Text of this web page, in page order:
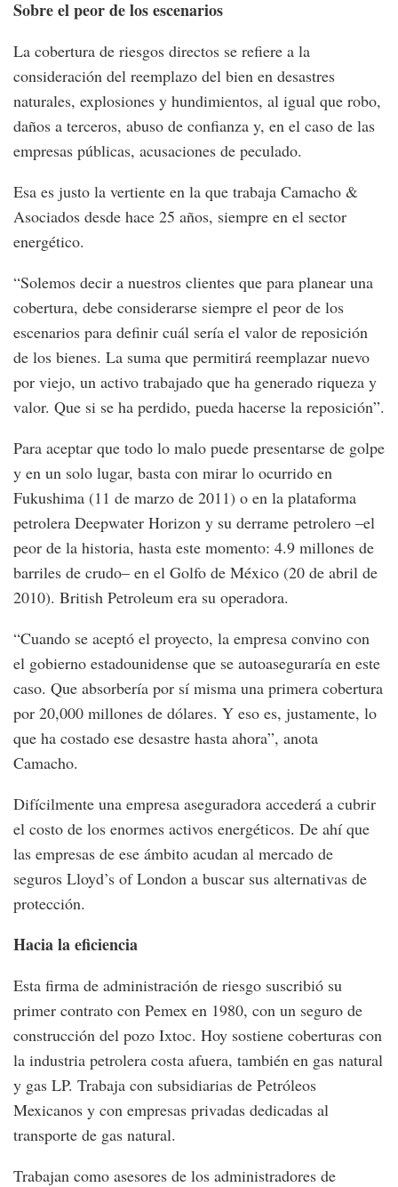
Sobre el peor de los escenarios
La cobertura de riesgos directos se refiere a la
consideración del reemplazo del bien en desastres
naturales, explosiones y hundimientos, al igual que robo,
daños a terceros, abuso de confianza y, en el caso de las
empresas públicas, acusaciones de peculado.
Esa es justo la vertiente en la que trabaja Camacho &
Asociados desde hace 25 años, siempre en el sector
energético.
“Solemos decir a nuestros clientes que para planear una
cobertura, debe considerarse siempre el peor de los
escenarios para definir cuál sería el valor de reposición
de los bienes. La suma que permitirá reemplazar nuevo
por viejo, un activo trabajado que ha generado riqueza y
valor. Que si se ha perdido, pueda hacerse la reposición”.
Para aceptar que todo lo malo puede presentarse de golpe
y en un solo lugar, basta con mirar lo ocurrido en
Fukushima (11 de marzo de 2011) o en la plataforma
petrolera Deepwater Horizon y su derrame petrolero –el
peor de la historia, hasta este momento: 4.9 millones de
barriles de crudo– en el Golfo de México (20 de abril de
2010). British Petroleum era su operadora.
“Cuando se aceptó el proyecto, la empresa convino con
el gobierno estadounidense que se autoaseguraría en este
caso. Que absorbería por sí misma una primera cobertura
por 20,000 millones de dólares. Y eso es, justamente, lo
que ha costado ese desastre hasta ahora”, anota
Camacho.
Difícilmente una empresa aseguradora accederá a cubrir
el costo de los enormes activos energéticos. De ahí que
las empresas de ese ámbito acudan al mercado de
seguros Lloyd’s of London a buscar sus alternativas de
protección.
Hacia la eficiencia
Esta firma de administración de riesgo suscribió su
primer contrato con Pemex en 1980, con un seguro de
construcción del pozo Ixtoc. Hoy sostiene coberturas con
la industria petrolera costa afuera, también en gas natural
y gas LP. Trabaja con subsidiarias de Petróleos
Mexicanos y con empresas privadas dedicadas al
transporte de gas natural.
Trabajan como asesores de los administradores de